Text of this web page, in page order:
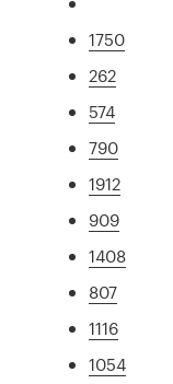
1750
262
574
790
1912
909
1408
807
1116
1054